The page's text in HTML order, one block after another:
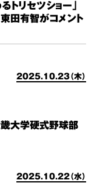
リセツショー」
田有智がコメント
2025.10.23（木）
大学硬式野球部
2025.10.22（水）